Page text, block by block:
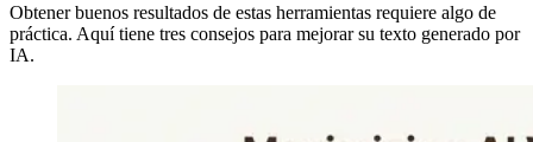
Obtener buenos resultados de estas herramientas requiere algo de
práctica. Aquí tiene tres consejos para mejorar su texto generado por
IA.